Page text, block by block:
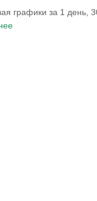
графики за 1 день,